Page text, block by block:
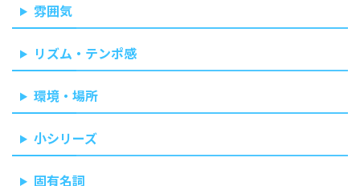
雰囲気
リズム・テンポ感
環境・場所
小シリーズ
固有名詞